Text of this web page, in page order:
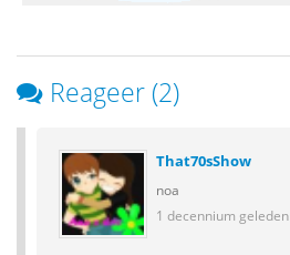
Reageer (2)
That70sShow
noa
1 decennium geleden